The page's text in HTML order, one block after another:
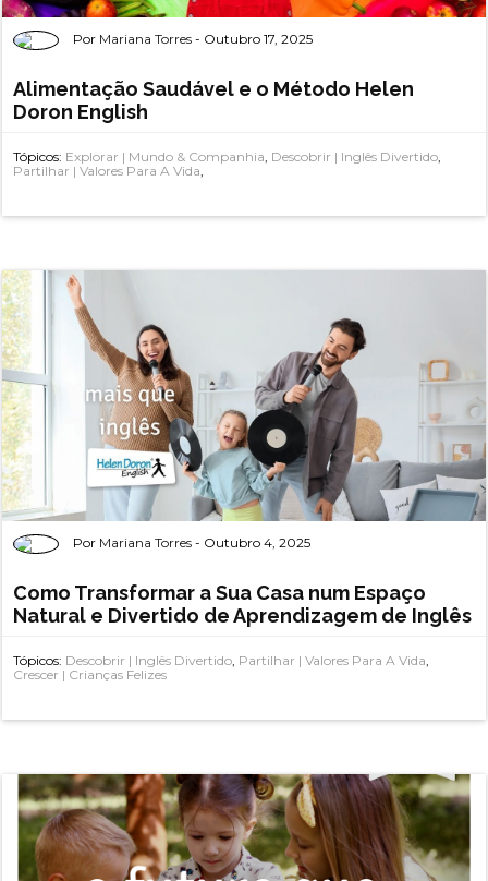
Por Mariana Torres - Outubro 17, 2025
Alimentação Saudável e o Método Helen
Doron English
Tópicos: Explorar | Mundo & Companhia Descobrir | Inglês Divertido
Partilhar | Valores Para A Vida
Por Mariana Torres - Outubro 4, 2025
Como Transformar a Sua Casa num Espaço
Natural e Divertido de Aprendizagem de Inglês
Tópicos: Descobrir | Inglês Divertido Partilhar | Valores Para A Vida
Crescer | Crianças Felizes